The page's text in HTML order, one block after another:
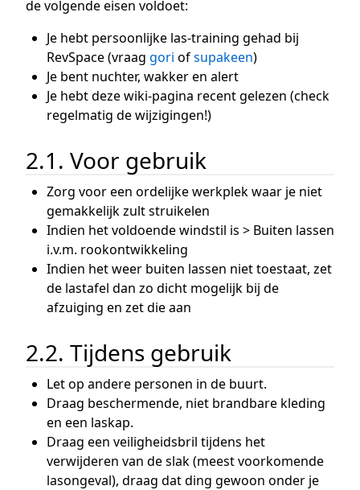
de volgende eisen voldoet:
Je hebt persoonlijke las-training gehad bij
RevSpace (vraag gori ofsupakeen)
Je bent nuchter, wakker en alert
Je hebt deze wiki-pagina recent gelezen (check
regelmatig de wijzigingen!)
2.1. Voor gebruik
Zorg voor een ordelijke werkplek waar je niet
gemakkelijk zult struikelen
Indien het voldoende windstil is > Buiten lassen
i.v.m. rookontwikkeling
Indien het weer buiten lassen niet toestaat, zet
de lastafel dan zo dicht mogelijk bij de
afzuiging en zet die aan
2.2. Tijdens gebruik
Let op andere personen in de buurt.
Draag beschermende, niet brandbare kleding
en een laskap.
Draag een veiligheidsbril tijdens het
verwijderen van de slak (meest voorkomende
lasongeval), draag dat ding gewoon onder je